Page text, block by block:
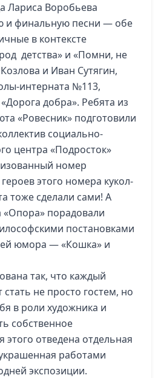
Лариса Воробьева
и финальную песни — обе
в контексте
детства» и «Помни, не
и Иван Сутягин,
интерната №113,
добра». Ребята из
«Ровесник» подготовили
социально-
центра «Подросток»
номер
этого номера кукол-
тоже сделали сами! А
«Опора» порадовали
постановками
юмора — «Кошка» и
так, что каждый
не просто гостем, но
в роли художника и
собственное
этого отведена отдельная
работами
экспозиции.